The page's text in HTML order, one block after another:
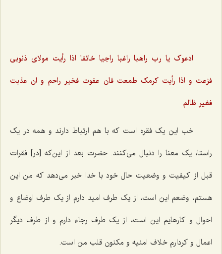
ادعوک یا رب راهبا راغبا راجیا خائفا اذا رأیت مولاى ذنوبى
فزعت و اذا رأیت کرمک طمعت فان عفوت فخیر راحم و ان عذبت
فغیر ظالم‌
خب این یک فقره است که با هم ارتباط دارند و همه در یک
راستا، یک معنا را دنبال می‌کنند. حضرت بعد از این‌که [در] فقرات
قبل از کیفیت و وضعیت حال خود با خدا خبر می‌دهد که من این
هستم، وضعم این است، از یک طرف امید دارم از یک طرف اوضاع و
احوال و کارهایم این است، از یک طرف رجاء دارم و از طرف دیگر
اعمال و کردارم خلاف امنیه و مکنون قلب من است.